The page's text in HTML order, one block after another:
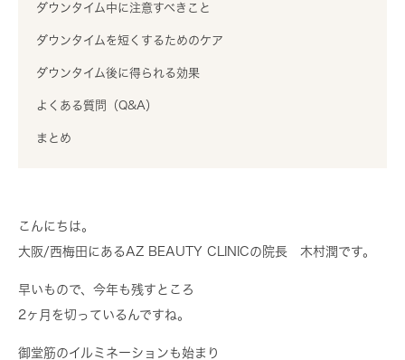
ダウンタイム中に注意すべきこと
ダウンタイムを短くするためのケア
ダウンタイム後に得られる効果
よくある質問（Q&A）
まとめ
こんにちは。
大阪/西梅田にあるAZ BEAUTY CLINICの院長 木村潤です。
早いもので、今年も残すところ
2ヶ月を切っているんですね。
御堂筋のイルミネーションも始まり